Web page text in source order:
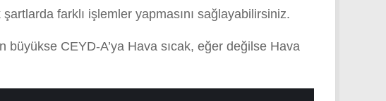
farklı işlemler yapmasını sağlayabilirsiniz.
büyükse CEYD-A’ya Hava sıcak, eğer değilse Hava